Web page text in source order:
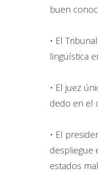
buen
• El
lingüística
• El juez
dedo en el
• El
despliegue
estados